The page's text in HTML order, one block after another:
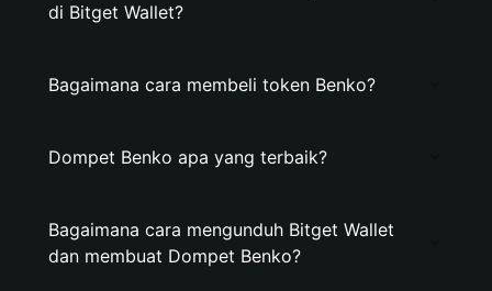
di Bitget Wallet?
Bagaimana cara membeli token Benko?
Dompet Benko apa yang terbaik?
Bagaimana cara mengunduh Bitget Wallet
dan membuat Dompet Benko?